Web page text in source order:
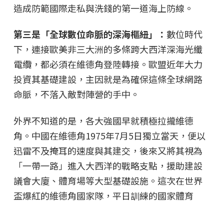
造成防範國際走私與洗錢的第一道海上防線。
第三是「全球數位命脈的深海樞紐」： 數位時代
下，連接歐美非三大洲的多條跨大西洋深海光纖
電纜，都必須在維德角登陸轉接。歐盟近年大力
投資其基礎建設，主因就是為確保這條全球網路
命脈，不落入敵對陣營的手中。
外界不知道的是，各大強國早就積極拉攏維德
角。中國在維德角1975年7月5日獨立當天，便以
迅雷不及掩耳的速度與其建交，後來又將其視為
「一帶一路」進入大西洋的戰略支點，援助建設
議會大廈、體育場等大型基礎設施。這次在世界
盃爆紅的維德角國家隊，平日訓練的國家體育